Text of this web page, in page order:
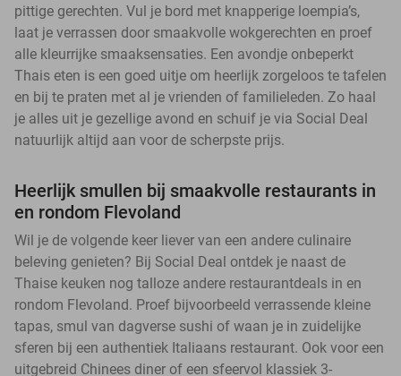
pittige gerechten. Vul je bord met knapperige loempia’s,
laat je verrassen door smaakvolle wokgerechten en proef
alle kleurrijke smaaksensaties. Een avondje onbeperkt
Thais eten is een goed uitje om heerlijk zorgeloos te tafelen
en bij te praten met al je vrienden of familieleden. Zo haal
je alles uit je gezellige avond en schuif je via Social Deal
natuurlijk altijd aan voor de scherpste prijs.
Heerlijk smullen bij smaakvolle restaurants in
en rondom Flevoland
Wil je de volgende keer liever van een andere culinaire
beleving genieten? Bij Social Deal ontdek je naast de
Thaise keuken nog talloze andere restaurantdeals in en
rondom Flevoland. Proef bijvoorbeeld verrassende kleine
tapas, smul van dagverse sushi of waan je in zuidelijke
sferen bij een authentiek Italiaans restaurant. Ook voor een
uitgebreid Chinees diner of een sfeervol klassiek 3-